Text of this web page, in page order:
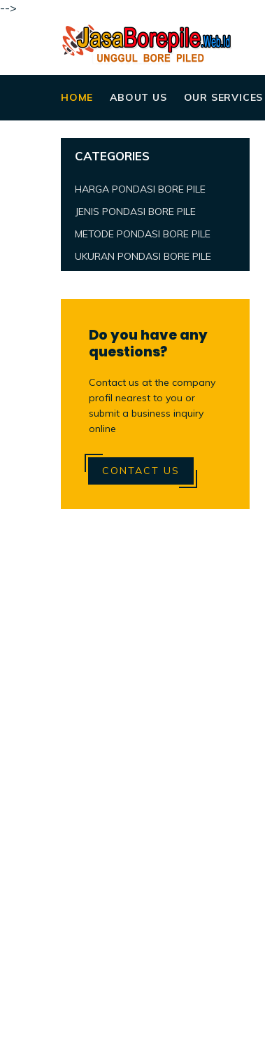
-->
HOME ABOUT US OUR SERVICES
CATEGORIES
HARGA PONDASI BORE PILE
JENIS PONDASI BORE PILE
METODE PONDASI BORE PILE
UKURAN PONDASI BORE PILE
Do you have any
questions?
Contact us at the company
profil nearest to you or
submit a business inquiry
online
CONTACT US